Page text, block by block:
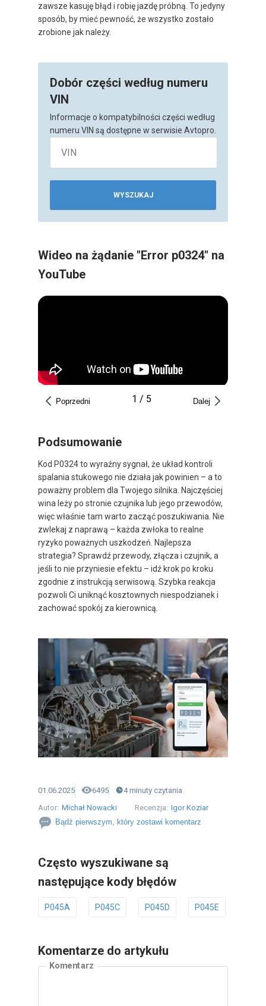
zawsze kasuję błąd i robię jazdę próbną. To jedyny
sposób, by mieć pewność, że wszystko zostało
zrobione jak należy.
Dobór części według numeru
VIN
Informacje o kompatybilności części według
numeru VIN są dostępne w serwisie Avtopro.
WYSZUKAJ
Wideo na żądanie "Error p0324" na
YouTube
Poprzedni 1 / 5 Dalej
Podsumowanie
Kod P0324 to wyraźny sygnał, że układ kontroli
spalania stukowego nie działa jak powinien – a to
poważny problem dla Twojego silnika. Najczęściej
wina leży po stronie czujnika lub jego przewodów,
więc właśnie tam warto zacząć poszukiwania. Nie
zwlekaj z naprawą – każda zwłoka to realne
ryzyko poważnych uszkodzeń. Najlepsza
strategia? Sprawdź przewody, złącza i czujnik, a
jeśli to nie przyniesie efektu – idź krok po kroku
zgodnie z instrukcją serwisową. Szybka reakcja
pozwoli Ci uniknąć kosztownych niespodzianek i
zachować spokój za kierownicą.
01.06.2025 6495 4 minuty czytania
Autor: Michał Nowacki Recenzja: Igor Koziar
Bądź pierwszym, który zostawi komentarz
Często wyszukiwane są
następujące kody błędów
P045A P045C P045D P045E
Komentarze do artykułu
Komentarz